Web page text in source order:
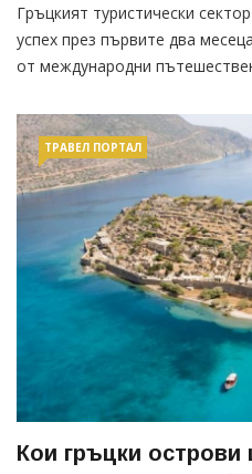
Гръцкият туристически
успех през първите два
от международни
ТРАВЕЛ ПОРТАЛ
Кои гръцки